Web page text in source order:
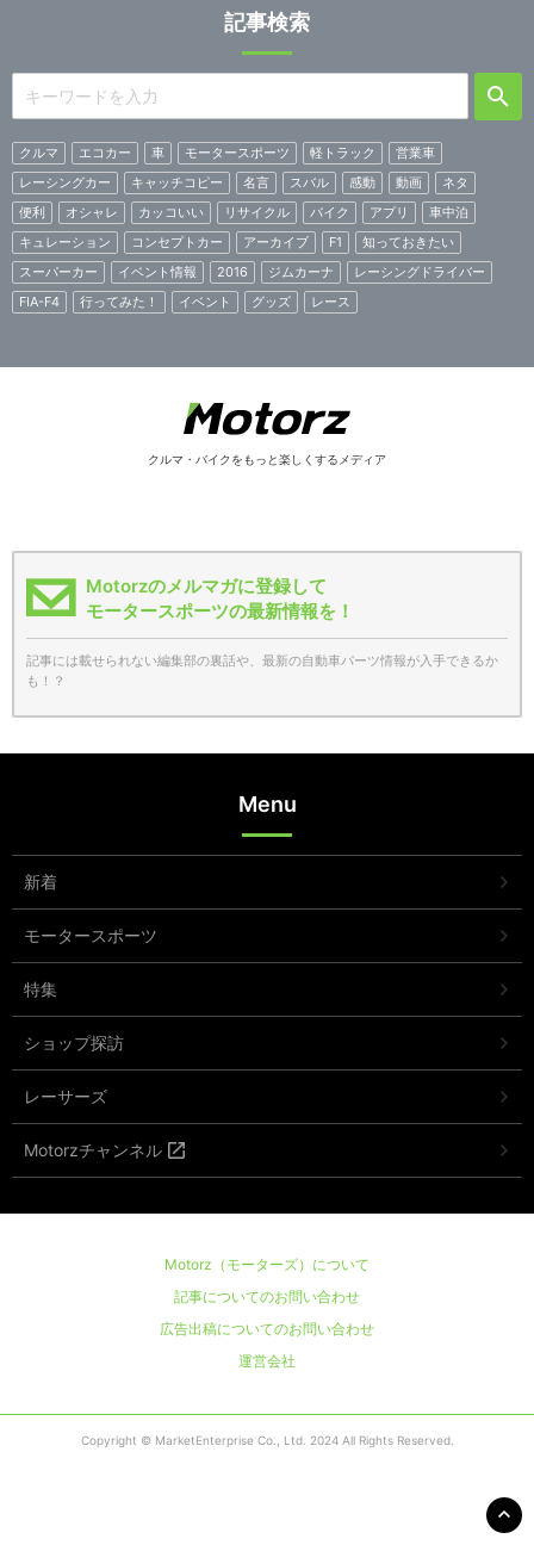
記事検索
クルマ エコカー 車 モータースポーツ 軽トラック
営業車
レーシングカー
キャッチコピー 名言 スバル 感動 動画
ネタ
便利
オシャレ カッコいい リサイクル バイク アプリ
車中泊
キュレーション
コンセプトカー アーカイブ F1
知っておきたい
スーパーカー
イベント情報 2016 ジムカーナ
レーシングドライバー
FIA-F4
行ってみた！ イベント グッズ レース
クルマ・バイクをもっと楽しくするメディア
Motorzのメルマガに登録して
モータースポーツの最新情報を！
記事には載せられない編集部の裏話や、最新の自動車パーツ情報が入手できるか
も！？
Menu
新着
モータースポーツ
特集
ショップ探訪
レーサーズ
Motorzチャンネル
Motorz（モーターズ）について
記事についてのお問い合わせ
広告出稿についてのお問い合わせ
運営会社
Copyright © MarketEnterprise Co., Ltd. 2024 All Rights Reserved.